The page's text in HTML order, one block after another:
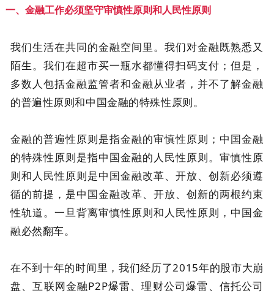
一、金融工作必须坚守审慎性原则和人民性原则
我们生活在共同的金融空间里。我们对金融既熟悉又
陌生。我们在超市买一瓶水都懂得扫码支付；但是，
多数人包括金融监管者和金融从业者，并不了解金融
的普遍性原则和中国金融的特殊性原则。
金融的普遍性原则是指金融的审慎性原则；中国金融
的特殊性原则是指中国金融的人民性原则。审慎性原
则和人民性原则是中国金融改革、开放、创新必须遵
循的前提，是中国金融改革、开放、创新的两根约束
性轨道。一旦背离审慎性原则和人民性原则，中国金
融必然翻车。
在不到十年的时间里，我们经历了2015年的股市大崩
盘、互联网金融P2P爆雷、理财公司爆雷、信托公司